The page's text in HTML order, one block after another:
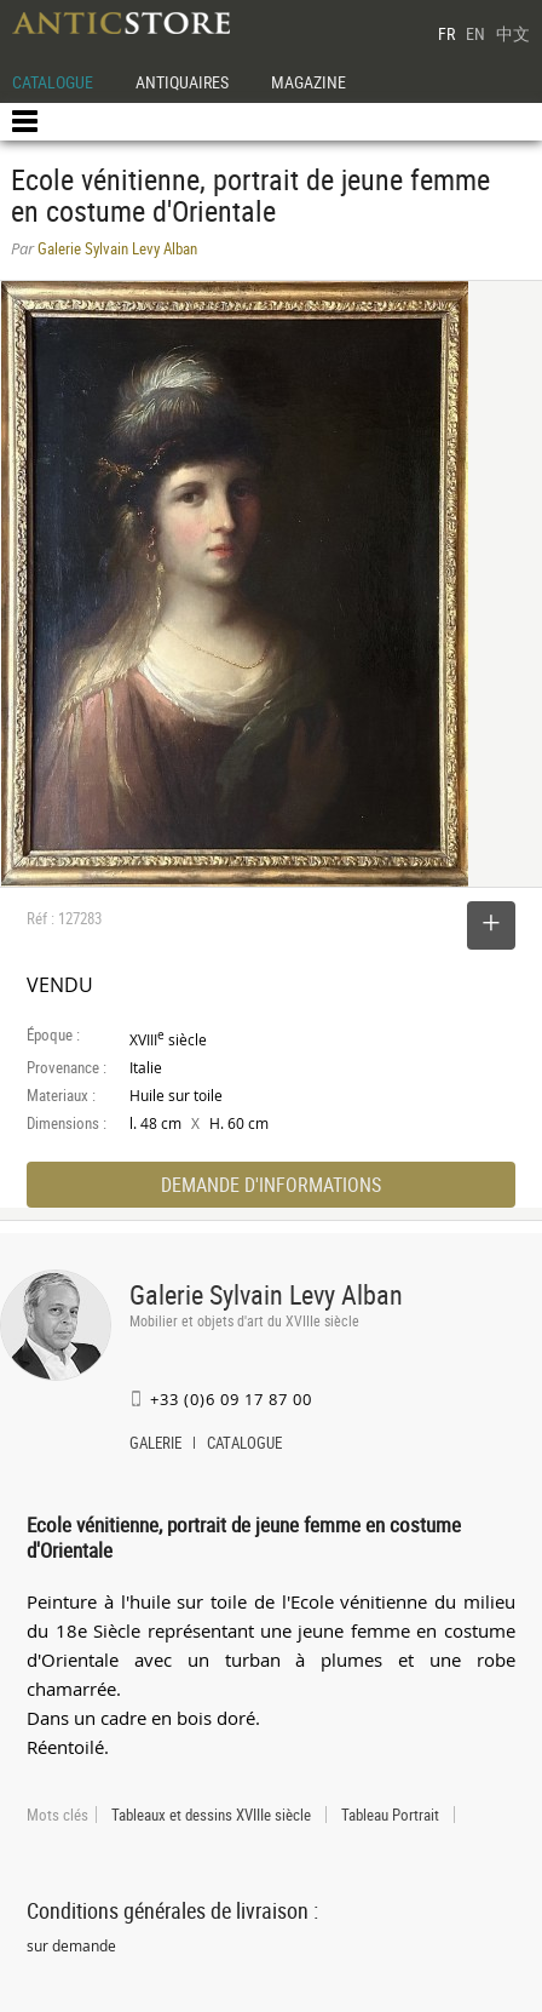
FR EN 中文
CATALOGUE ANTIQUAIRES MAGAZINE
Ecole vénitienne, portrait de jeune femme
en costume d'Orientale
ParGalerie Sylvain Levy Alban
Réf : 127283
VENDU
Époque : XVIIIe siècle
Provenance : Italie
Materiaux : Huile sur toile
Dimensions : l. 48 cm X H. 60 cm
DEMANDE D'INFORMATIONS
Galerie Sylvain Levy Alban
Mobilier et objets d'art du XVIIIe siècle
+33 (0)6 09 17 87 00
GALERIE CATALOGUE
Ecole vénitienne, portrait de jeune femme en costume
d'Orientale
Peinture à l'huile sur toile de l'Ecole vénitienne du milieu
du 18e Siècle représentant une jeune femme en costume
d'Orientale avec un turban à plumes et une robe
chamarrée.
Dans un cadre en bois doré.
Réentoilé.
Mots clés Tableaux et dessins XVIIIe siècle Tableau Portrait
Conditions générales de livraison :
sur demande